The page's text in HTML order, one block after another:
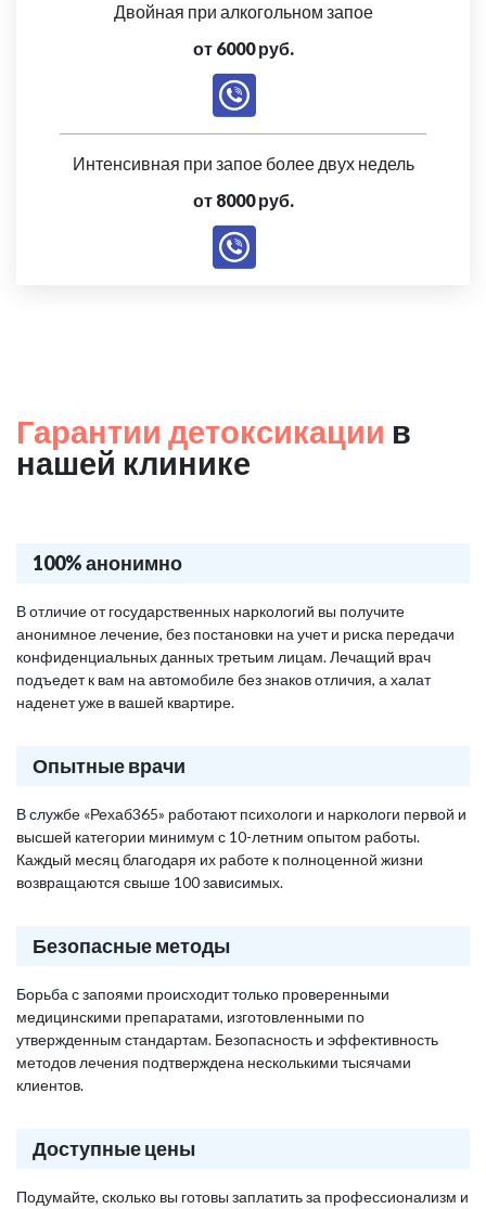
Двойная при алкогольном запое
от 6000 руб.
Интенсивная при запое более двух недель
от 8000 руб.
Гарантии детоксикации в
нашей клинике
100% анонимно
В отличие от государственных наркологий вы получите
анонимное лечение, без постановки на учет и риска передачи
конфиденциальных данных третьим лицам. Лечащий врач
подъедет к вам на автомобиле без знаков отличия, а халат
наденет уже в вашей квартире.
Опытные врачи
В службе «Рехаб365» работают психологи и наркологи первой и
высшей категории минимум с 10-летним опытом работы.
Каждый месяц благодаря их работе к полноценной жизни
возвращаются свыше 100 зависимых.
Безопасные методы
Борьба с запоями происходит только проверенными
медицинскими препаратами, изготовленными по
утвержденным стандартам. Безопасность и эффективность
методов лечения подтверждена несколькими тысячами
клиентов.
Доступные цены
Подумайте, сколько вы готовы заплатить за профессионализм и